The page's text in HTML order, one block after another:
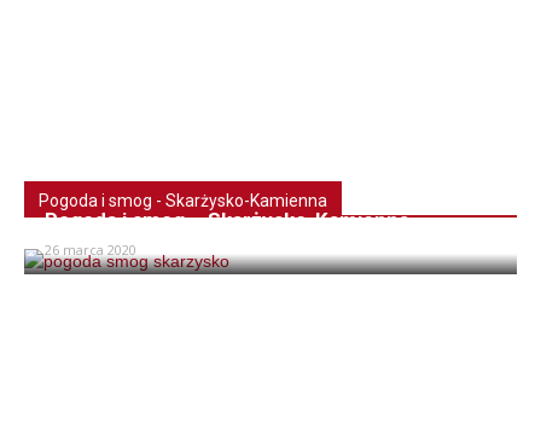
Pogoda i smog - Skarżysko-Kamienna
Pogoda i smog – Skarżysko-Kamienna
26 marca 2020